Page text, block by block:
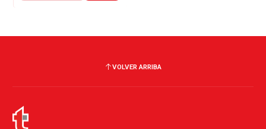
VOLVER ARRIBA